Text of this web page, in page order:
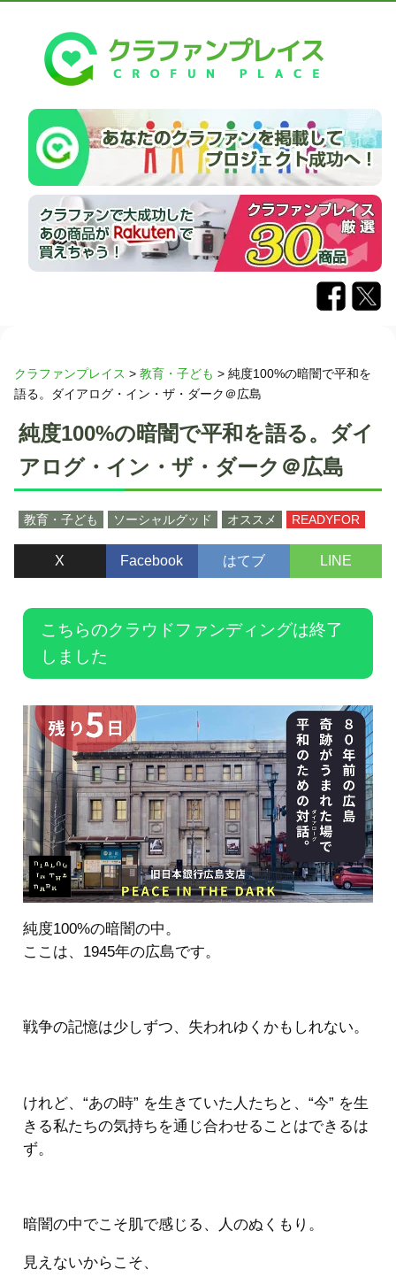
クラファンプレイス > 教育・子ども > 純度100%の暗闇で平和を
語る。ダイアログ・イン・ザ・ダーク＠広島
純度100%の暗闇で平和を語る。ダイ
アログ・イン・ザ・ダーク＠広島
教育・子ども ソーシャルグッド オススメ READYFOR
X Facebook はてブ LINE
こちらのクラウドファンディングは終了
しました
純度100%の暗闇の中。
ここは、1945年の広島です。
戦争の記憶は少しずつ、失われゆくかもしれない。
けれど、“あの時” を生きていた人たちと、“今” を生
きる私たちの気持ちを通じ合わせることはできるは
ず。
暗闇の中でこそ肌で感じる、人のぬくもり。
見えないからこそ、